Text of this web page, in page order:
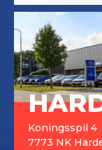
Koningsspil 4
7773 NK